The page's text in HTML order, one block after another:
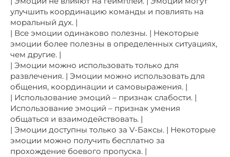
улучшить координацию команды и повлиять на
моральный дух. |
| Все эмоции одинаково полезны. | Некоторые
эмоции более полезны в определенных ситуациях,
чем другие. |
| Эмоции можно использовать только для
развлечения. | Эмоции можно использовать для
общения, координации и самовыражения. |
| Использование эмоций – признак слабости. |
Использование эмоций – признак умения
общаться и взаимодействовать. |
| Эмоции доступны только за V-Баксы. | Некоторые
эмоции можно получить бесплатно за
прохождение боевого пропуска. |